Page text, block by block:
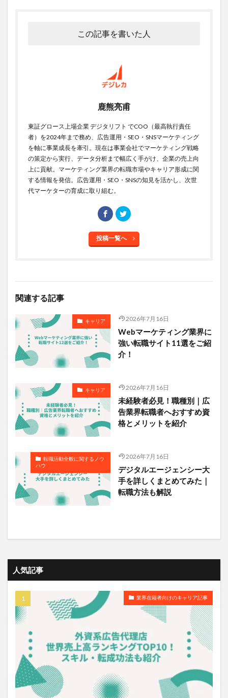
この記事を書いた人
鹿熊亮甫
東証グロース上場企業 デジタリフト でCOO（最高執行責任
者）を2024年まで務め、広告運用・SEO・SNSマーケティング
を軸に事業成長を牽引。現在は事業会社でマーケティング戦略
の策定から実行、データ分析まで幅広く手がけ、企業の売上向
上に貢献。マーケティング業界の転職市場やキャリア形成に関
する情報を発信。広告運用・SEO・SNSの知見を活かし、次世
代マーケターの育成に取り組む。
投稿一覧へ
関連する記事
キャリア 2026年7月16日
Webマーケティング業界に
強い転職サイト11選をご紹
介！
キャリア 2026年7月16日
未経験者必見！職種別｜広
告業界転職者へおすすめ資
格とメリットを紹介
転職活動全般に関するノウ
ハウ
2026年7月16日
デジタルエージェンシー大
手を詳しくまとめてみた｜
転職方法も解説
人気記事
業界在籍者向けのキャリア記事